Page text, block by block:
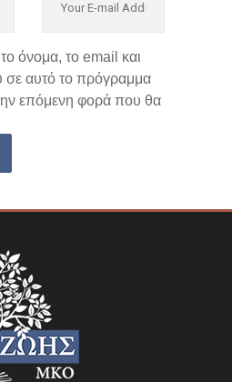
όνομα, το email και
σε αυτό το πρόγραμμα
επόμενη φορά που θα